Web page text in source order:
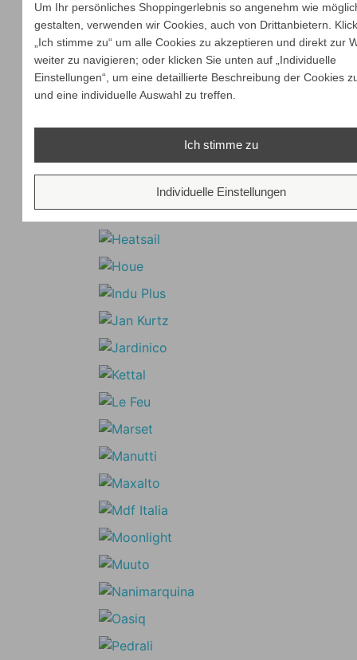
Um Ihr persönliches Shoppingerlebnis so angenehm wie
gestalten, verwenden wir Cookies, auch von Drittanbietern.
„Ich stimme zu“ um alle Cookies zu akzeptieren und direkt zur
weiter zu navigieren; oder klicken Sie unten auf „Individuelle
Einstellungen“, um eine detaillierte Beschreibung der Cookies
und eine individuelle Auswahl zu treffen.
Ich stimme zu
Individuelle Einstellungen